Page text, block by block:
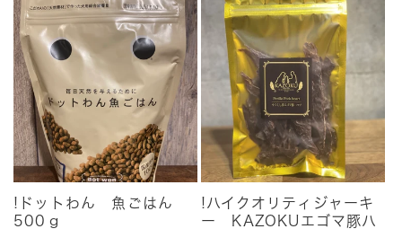
!ドットわん 魚ごはん
500ｇ
!ハイクオリティジャーキ
ー KAZOKUエゴマ豚ハ